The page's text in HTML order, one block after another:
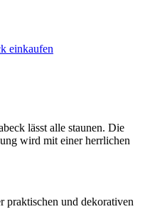
lässt alle staunen. Die
wird mit einer herrlichen
praktischen und dekorativen